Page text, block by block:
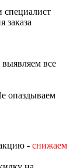
специалист
заказа
все
опаздываем
- снижаем